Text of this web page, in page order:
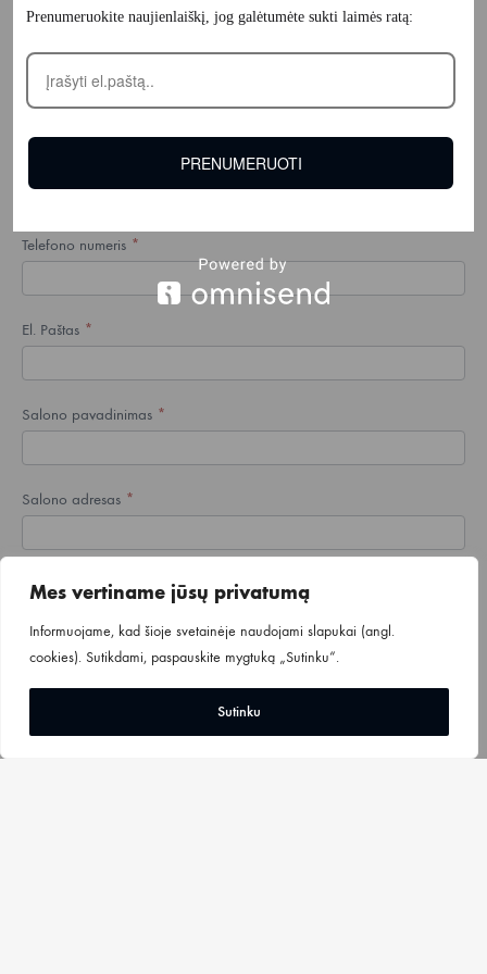
Mes vertiname jūsų privatumą
Informuojame, kad šioje svetainėje naudojami slapukai (angl.
cookies). Sutikdami, paspauskite mygtuką „Sutinku“.
Sutinku
Registracija
Profesionalų
registracija
Vardas*
Telefono numeris *
El. Paštas *
Salono pavadinimas *
Salono adresas *
Miestas
Individualios veiklos / Patento numeris*
Prenumeruokite naujienlaiškį, jog galėtumėte sukti laimės ratą:
PRENUMERUOTI